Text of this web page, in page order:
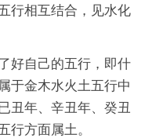
行相互结合，见水化
好自己的五行，即什
于金木水火土五行中
丑年、辛丑年、癸丑
行方面属土。